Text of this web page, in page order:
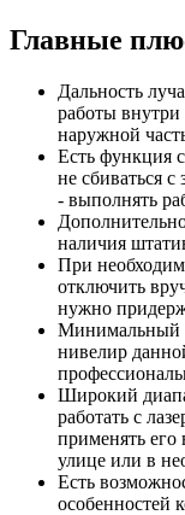
Главные
Дальность
работы
наружной
Есть функция
не сбиваться с
- выполнять
наличия
При
отключить
нужно
Минимальный
нивелир
Широкий
работать с
применять его
улице или в
Есть
особенностей